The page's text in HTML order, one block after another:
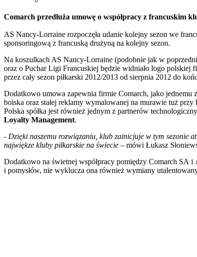
Comarch przedłuża umowę o współpracy z francuskim
AS Nancy-Lorraine rozpoczęła udanie kolejny sezon we
sponsoringową z francuską drużyną na kolejny sezon.
Na koszulkach AS Nancy-Lorraine (podobnie jak w
oraz o Puchar Ligi Francuskiej będzie widniało logo
przez cały sezon piłkarski 2012/2013 od sierpnia 2012 do
Dodatkowo umowa zapewnia firmie Comarch, jako jednemu
boiska oraz stałej reklamy wymalowanej na murawie tuż
Polska spółka jest również jednym z partnerów
Loyalty Management.
- Dzięki naszemu rozwiązaniu, klub zainicjuje w tym sezonie
najwiękze kluby piłkarskie na świecie – mówi Łukasz
Dodatkowo na świetnej współpracy pomiędzy Comarch SA
i pomysłów, nie wyklucza ona również wymiany